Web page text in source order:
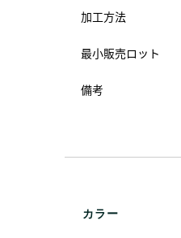
加工方法
最小販売ロット
備考
カラー